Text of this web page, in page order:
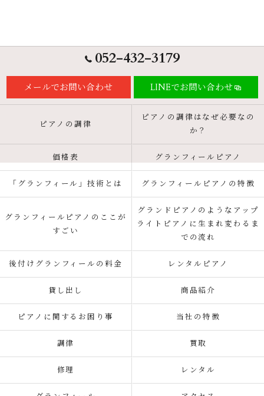
052-432-3179
メールでお問い合わせ LINEでお問い合わせ
ピアノの調律
ピアノの調律はなぜ必要なの
か？
価格表 グランフィールピアノ
「グランフィール」技術とは グランフィールピアノの特徴
グランフィールピアノのここが
すごい
グランドピアノのようなアップ
ライトピアノに生まれ変わるま
での流れ
後付けグランフィールの料金 レンタルピアノ
貸し出し 商品紹介
ピアノに関するお困り事 当社の特徴
調律 買取
修理 レンタル